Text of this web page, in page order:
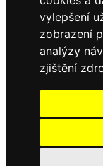
vylepšení
zobrazení
analýzy
zjištění